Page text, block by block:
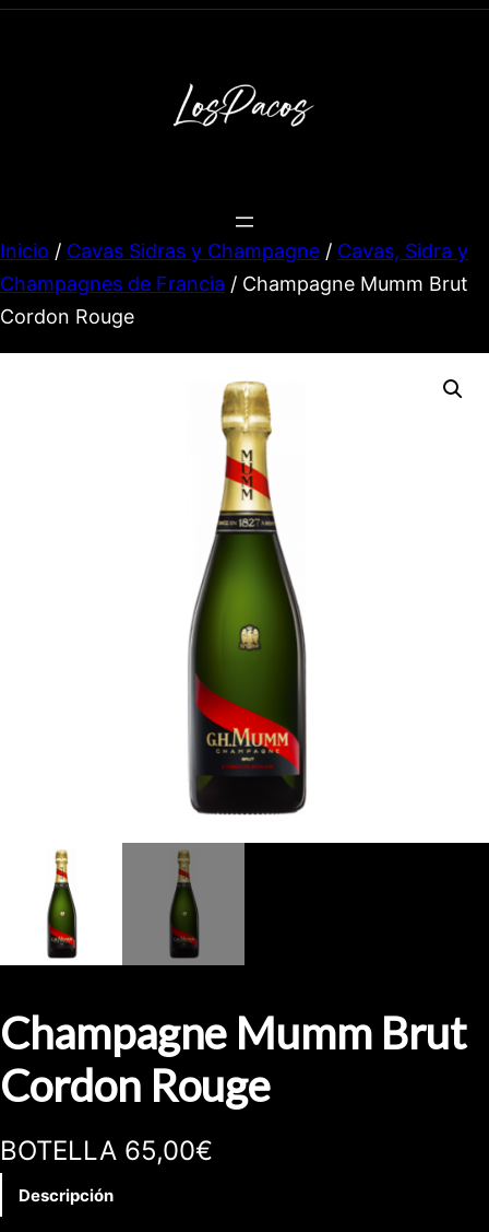
Inicio / Cavas Sidras y Champagne / Cavas, Sidra y
Champagnes de Francia / Champagne Mumm Brut
Cordon Rouge
Champagne Mumm Brut
Cordon Rouge
BOTELLA 65,00€
Descripción